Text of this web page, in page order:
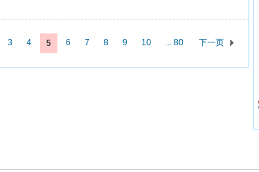
3 4 5 6 7 8 9 10 ... 80 下一页